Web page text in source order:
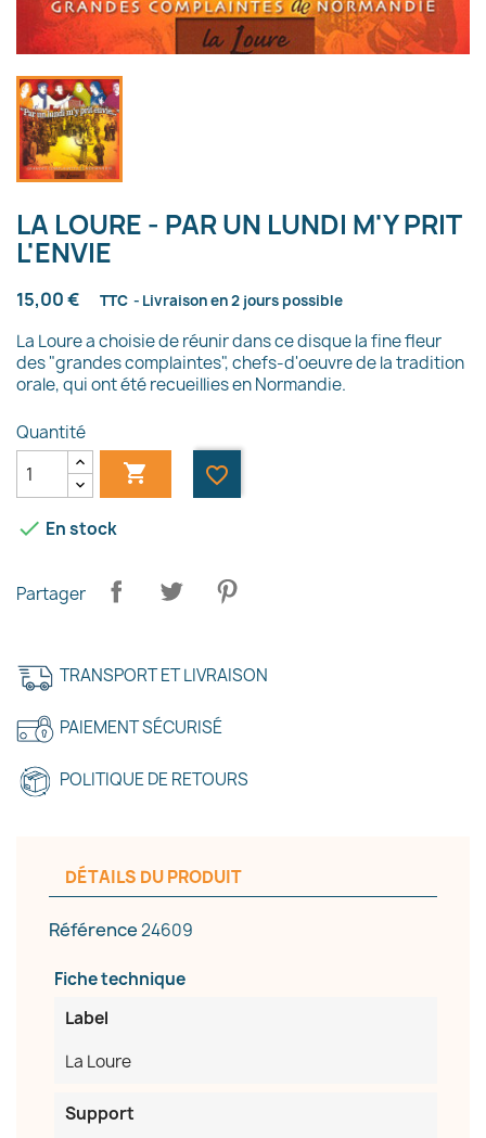
LA LOURE - PAR UN LUNDI M'Y PRIT
L'ENVIE
15,00 € TTC Livraison en 2 jours possible
La Loure a choisie de réunir dans ce disque la fine fleur
des "grandes complaintes", chefs-d'oeuvre de la tradition
orale, qui ont été recueillies en Normandie.
Quantité
 favorite_border
 En stock
Partager
TRANSPORT ET LIVRAISON
PAIEMENT SÉCURISÉ
POLITIQUE DE RETOURS
DÉTAILS DU PRODUIT
Référence24609
Fiche technique
Label
La Loure
Support